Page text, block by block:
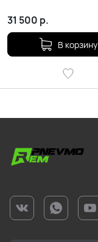
31 500 р.
В корзину